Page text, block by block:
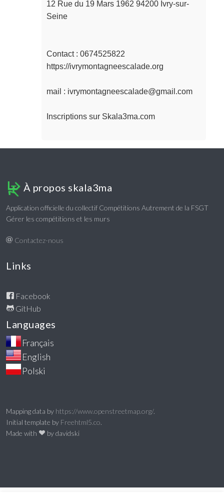
12 Rue du 19 Mars 1962 94200 Ivry-sur-
Seine
Contact : 0674525822
https://ivrymontagneescalade.org
mail : ivrymontagneescalade@gmail.com
Inscriptions sur Skala3ma.com
À propos skala3ma
Application officielle du collectif Compétitions Autrement de la FSGT
Gérer les compétitions et les murs
Contactez-nous
Links
Facebook
GitHub
Languages
Mapping data by https://www.openstreetmap.org/.
Initial template by Freehtml5.co.
Made with
by davidski